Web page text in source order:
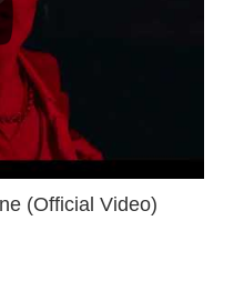
(Official Video)